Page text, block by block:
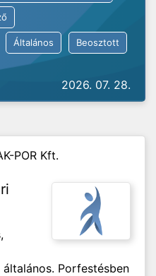
Általános Beosztott
2026. 07. 28.
POR Kft.
Porfestésben